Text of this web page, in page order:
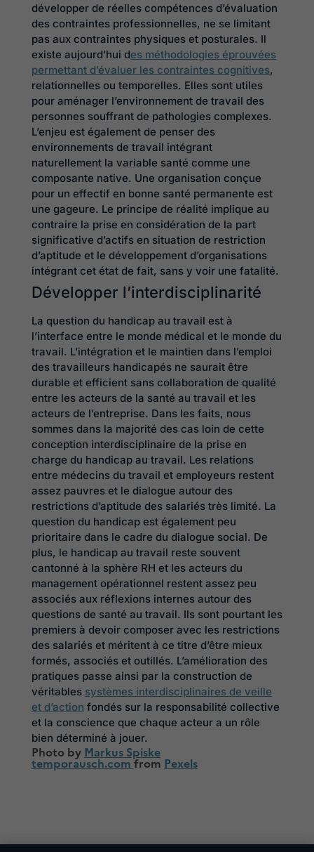
développer de réelles compétences d’évaluation
des contraintes professionnelles, ne se limitant
pas aux contraintes physiques et posturales. Il
existe aujourd’hui des méthodologies éprouvées
permettant d’évaluer les contraintes cognitives,
relationnelles ou temporelles. Elles sont utiles
pour aménager l’environnement de travail des
personnes souffrant de pathologies complexes.
L’enjeu est également de penser des
environnements de travail intégrant
naturellement la variable santé comme une
composante native. Une organisation conçue
pour un effectif en bonne santé permanente est
une gageure. Le principe de réalité implique au
contraire la prise en considération de la part
significative d’actifs en situation de restriction
d’aptitude et le développement d’organisations
intégrant cet état de fait, sans y voir une fatalité.
Développer l’interdisciplinarité
La question du handicap au travail est à
l’interface entre le monde médical et le monde du
travail. L’intégration et le maintien dans l’emploi
des travailleurs handicapés ne saurait être
durable et efficient sans collaboration de qualité
entre les acteurs de la santé au travail et les
acteurs de l’entreprise. Dans les faits, nous
sommes dans la majorité des cas loin de cette
conception interdisciplinaire de la prise en
charge du handicap au travail. Les relations
entre médecins du travail et employeurs restent
assez pauvres et le dialogue autour des
restrictions d’aptitude des salariés très limité. La
question du handicap est également peu
prioritaire dans le cadre du dialogue social. De
plus, le handicap au travail reste souvent
cantonné à la sphère RH et les acteurs du
management opérationnel restent assez peu
associés aux réflexions internes autour des
questions de santé au travail. Ils sont pourtant les
premiers à devoir composer avec les restrictions
des salariés et méritent à ce titre d’être mieux
formés, associés et outillés. L’amélioration des
pratiques passe ainsi par la construction de
véritables systèmes interdisciplinaires de veille
et d’action fondés sur la responsabilité collective
et la conscience que chaque acteur a un rôle
bien déterminé à jouer.
Photo by Markus Spiske
temporausch.comfrom Pexels